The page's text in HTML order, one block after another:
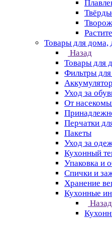
Товары для дома,
Назад
Товары для
Фильтры
Уход за
От
Перчатки
Пакеты
Уход за
Кухонный
Упаковка и
Спички и
Хранение
Кухонные
Назад